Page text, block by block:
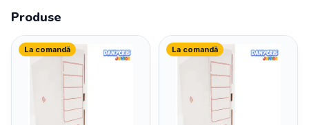
Produse
La comandă La comandă